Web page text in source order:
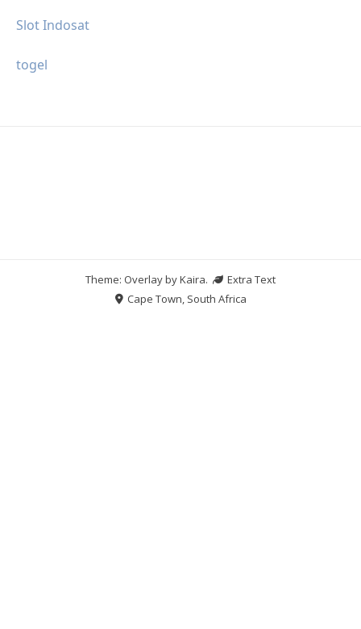
Slot Indosat
togel
Theme: Overlay byKaira.
Extra Text
Cape Town, South Africa